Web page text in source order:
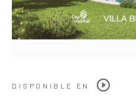
DISPONIBLE EN